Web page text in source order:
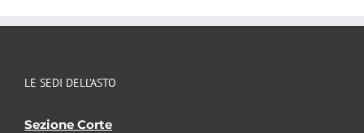
LE SEDI DELL’ASTO
Sezione Corte